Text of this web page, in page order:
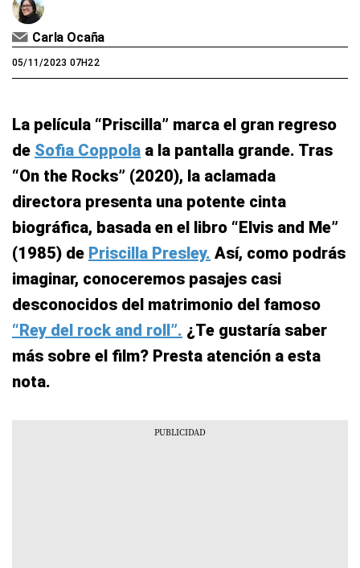
Carla Ocaña
05/11/2023 07H22
La película “Priscilla” marca el gran regreso
de Sofia Coppola a la pantalla grande. Tras
“On the Rocks” (2020), la aclamada
directora presenta una potente cinta
biográfica, basada en el libro “Elvis and Me”
(1985) de Priscilla Presley. Así, como podrás
imaginar, conoceremos pasajes casi
desconocidos del matrimonio del famoso
“Rey del rock and roll”. ¿Te gustaría saber
más sobre el film? Presta atención a esta
nota.